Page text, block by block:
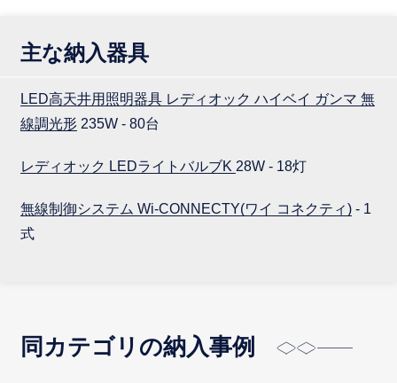
主な納入器具
LED高天井用照明器具 レディオック ハイベイ ガンマ 無
線調光形 235W - 80台
レディオック LEDライトバルブK 28W - 18灯
無線制御システム Wi-CONNECTY(ワイ コネクティ) - 1
式
同カテゴリの納入事例